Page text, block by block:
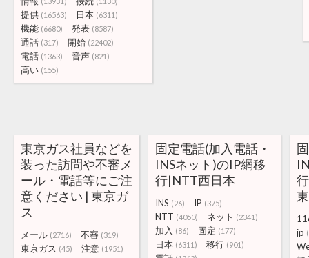
提供 (16563) 日本 (6311)
機能 (6680) 発表 (8587)
通話 (317) 開始 (22402)
電話 (1363) 音声 (821)
高い (155)
東京ガス社員などを
装った訪問や不審メ
ール・電話等にご注
意ください | 東京ガ
ス
メール (2716) 不審 (319)
東京ガス (45) 注意 (1951)
固定電話(加入電話・
INSネット)のIP網移
行|NTT西日本
INS (26) IP (375)
NTT (4050) ネット (2341)
加入 (86) 固定 (177)
日本 (6311) 移行 (901)
jp